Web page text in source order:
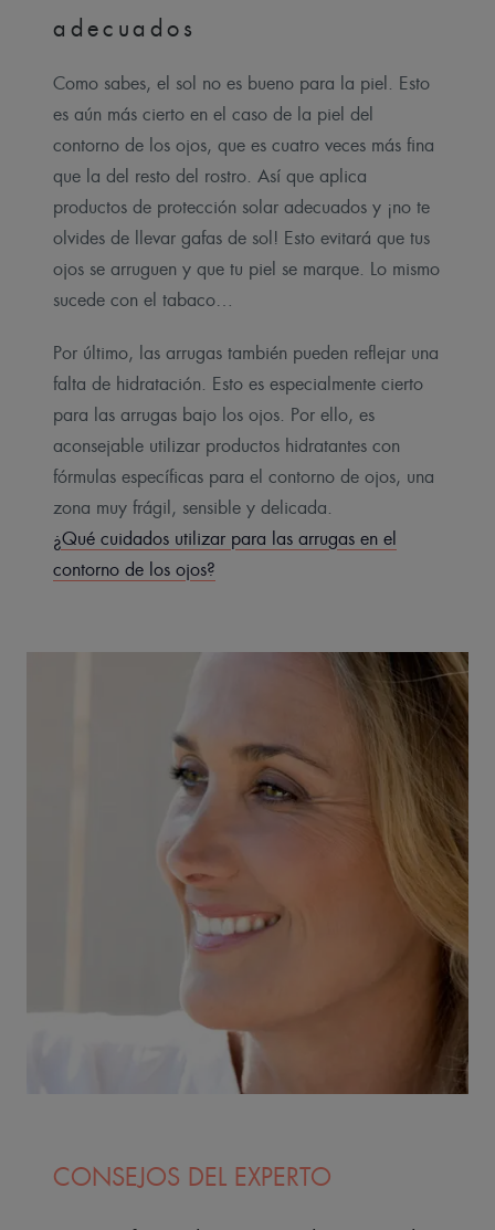
adecuados
Como sabes, el sol no es bueno para la piel. Esto
es aún más cierto en el caso de la piel del
contorno de los ojos, que es cuatro veces más fina
que la del resto del rostro. Así que aplica
productos de protección solar adecuados y ¡no te
olvides de llevar gafas de sol! Esto evitará que tus
ojos se arruguen y que tu piel se marque. Lo mismo
sucede con el tabaco…
Por último, las arrugas también pueden reflejar una
falta de hidratación. Esto es especialmente cierto
para las arrugas bajo los ojos. Por ello, es
aconsejable utilizar productos hidratantes con
fórmulas específicas para el contorno de ojos, una
zona muy frágil, sensible y delicada.
¿Qué cuidados utilizar para las arrugas en el
contorno de los ojos?
CONSEJOS DEL EXPERTO